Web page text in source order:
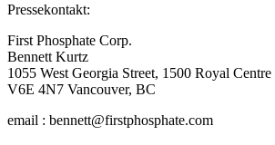
Pressekontakt:
First Phosphate Corp.
Bennett Kurtz
1055 West Georgia Street, 1500 Royal Centre
V6E 4N7 Vancouver, BC
email : bennett@firstphosphate.com